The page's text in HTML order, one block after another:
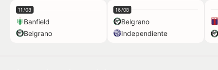
11/08
Banfield
Belgrano
16/08
Belgrano
Independiente